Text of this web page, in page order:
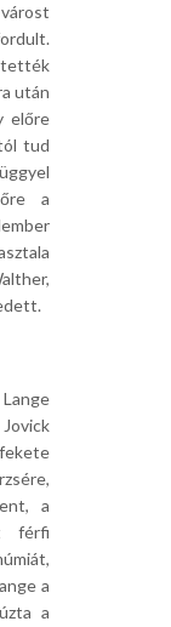
után
előre
tud
a
a
férfi
a
a